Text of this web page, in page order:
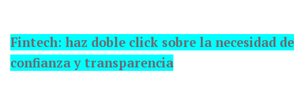
Fintech: haz doble click sobre la necesidad de
confianza y transparencia